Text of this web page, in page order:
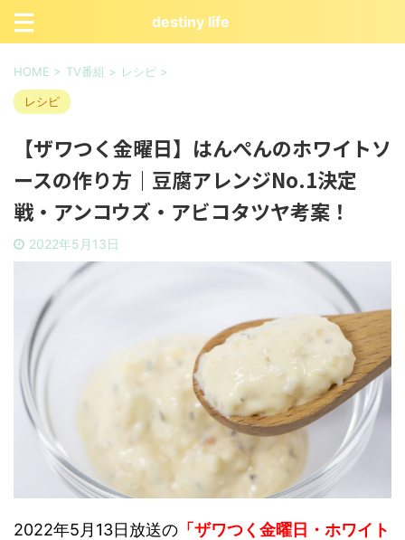
destiny life
HOME > TV番組 > レシピ >
レシピ
【ザワつく金曜日】はんぺんのホワイトソ
ースの作り方｜豆腐アレンジNo.1決定
戦・アンコウズ・アビコタツヤ考案！
2022年5月13日
2022年5月13日放送の 「ザワつく金曜日・ホワイト